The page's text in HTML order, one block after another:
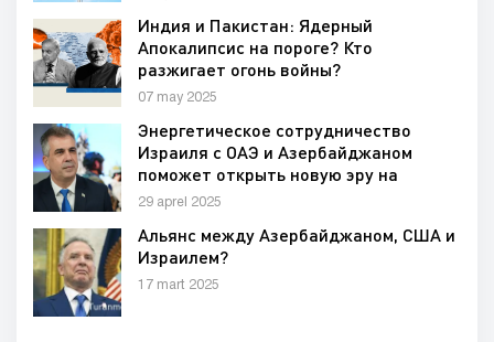
Индия и Пакистан: Ядерный
Апокалипсис на пороге? Кто
разжигает огонь войны?
07 may 2025
Энергетическое сотрудничество
Израиля с ОАЭ и Азербайджаном
поможет открыть новую эру на
Ближнем Востоке
29 aprel 2025
Альянс между Азербайджаном, США и
Израилем?
17 mart 2025